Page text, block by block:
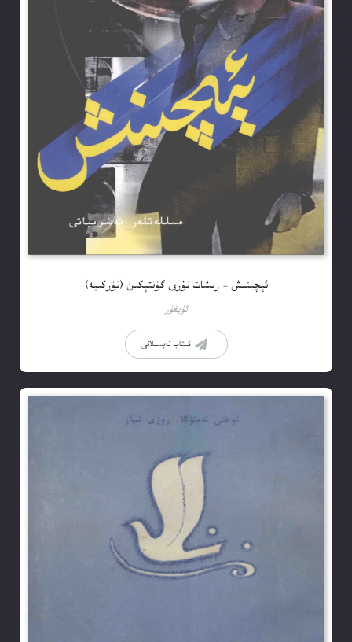
ئېچىنىش – رىشات نۇرى گۈنتېكىن (تۈركىيە)
ئۇيغۇر
كىتاب تەپسىلاتى